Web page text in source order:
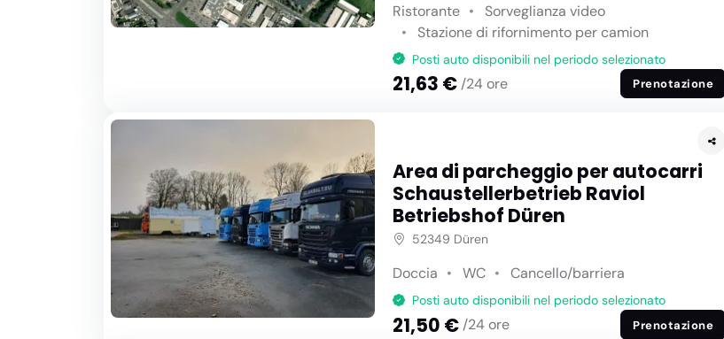
Ristorante
Sorveglianza video
Stazione di rifornimento per camion
Posti auto disponibili nel periodo selezionato
21,63 € /24 ore Prenotazione
Area di parcheggio per autocarri
Schaustellerbetrieb Raviol
Betriebshof Düren
52349 Düren
Doccia WC Cancello/barriera
Posti auto disponibili nel periodo selezionato
21,50 € /24 ore Prenotazione